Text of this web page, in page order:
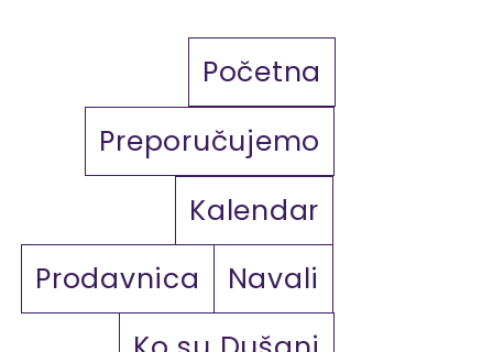
Početna
Preporučujemo
Kalendar
Prodavnica
Navali